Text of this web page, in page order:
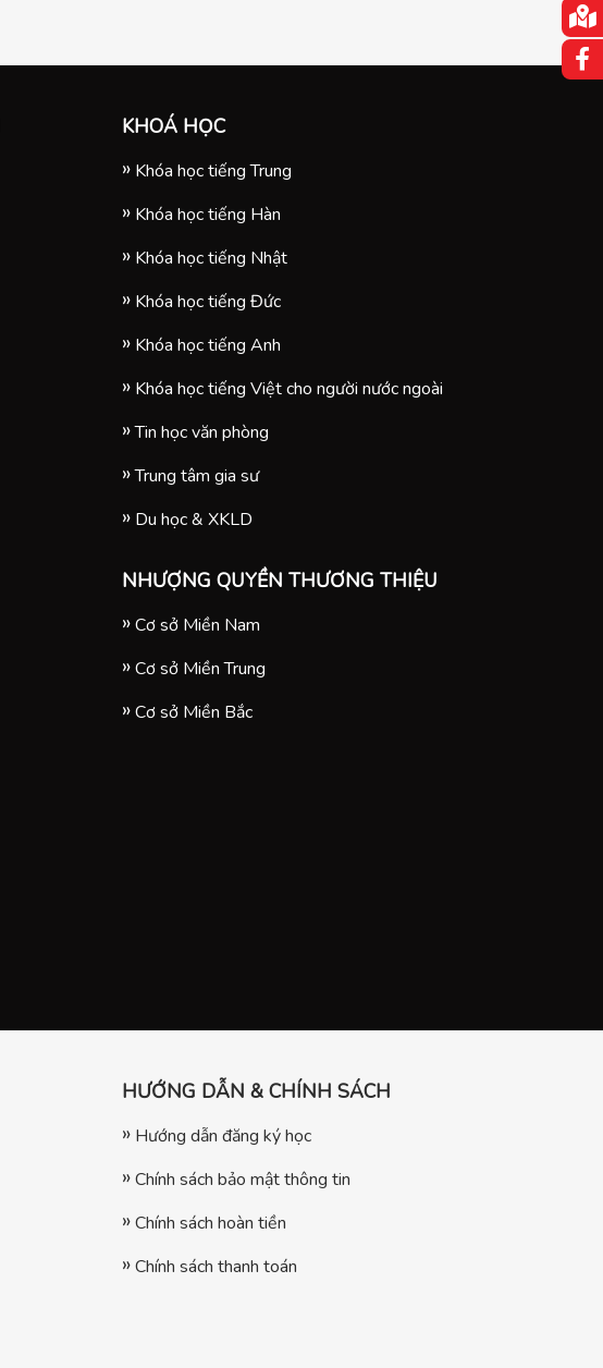
KHOÁ HỌC
Khóa học tiếng Trung
Khóa học tiếng Hàn
Khóa học tiếng Nhật
Khóa học tiếng Đức
Khóa học tiếng Anh
Khóa học tiếng Việt cho người nước ngoài
Tin học văn phòng
Trung tâm gia sư
Du học & XKLD
NHƯỢNG QUYỀN THƯƠNG THIỆU
Cơ sở Miền Nam
Cơ sở Miền Trung
Cơ sở Miền Bắc
HƯỚNG DẪN & CHÍNH SÁCH
Hướng dẫn đăng ký học
Chính sách bảo mật thông tin
Chính sách hoàn tiền
Chính sách thanh toán